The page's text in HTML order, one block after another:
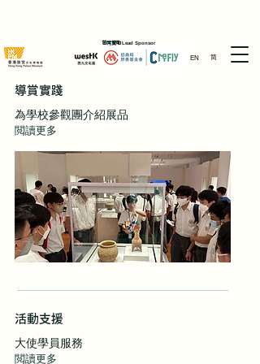
EN 简
首席贊助Lead Sponsor
導賞實踐
為學校參觀團介紹展品
閲讀更多
活動支援
大使學員服務
閲讀更多